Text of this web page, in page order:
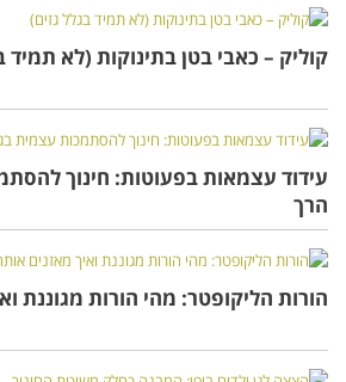
קוליק – כאבי בטן בתינוקות (לא תמיד
עידוד עצמאות בפעוטות: חינוך
הרך
הורות הליקופטר: מהי הורות מגוננת